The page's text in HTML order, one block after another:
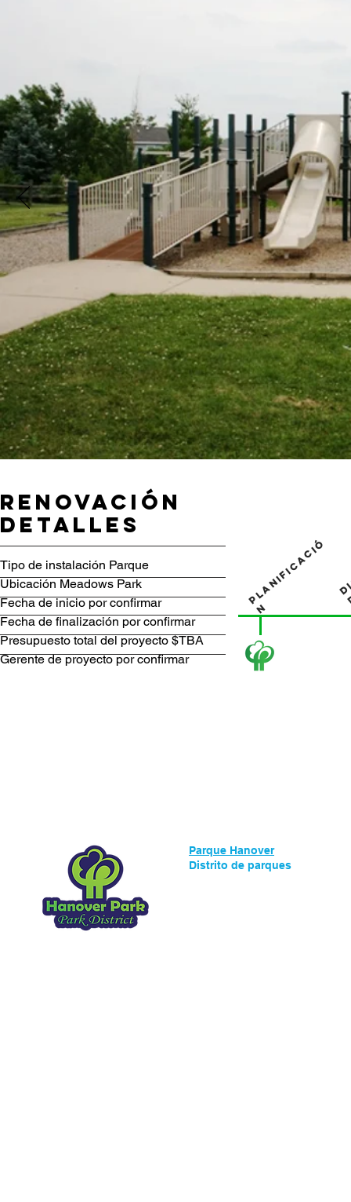
Renovación
Detalles
Tipo de instalación Parque
Ubicación Meadows Park
Fecha de inicio por confirmar
Fecha de finalización por confirmar
Presupuesto total del proyecto $TBA
Gerente de proyecto por confirmar
P
l
a
n
i
f
i
c
a
c
i
ó
n
Parque Hanover
Distrito de parques